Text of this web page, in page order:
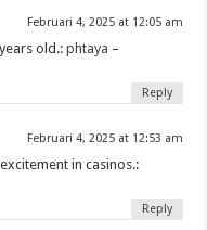
Februari 4, 2025 at 12:05 am
old.:phtaya –
Reply
Februari 4, 2025 at 12:53 am
in casinos.:
Reply